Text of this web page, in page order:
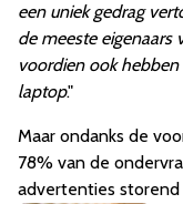
een uniek gedrag
de meeste eigenaars
voordien ook
laptop."
Maar ondanks de
78% van de
advertenties storend